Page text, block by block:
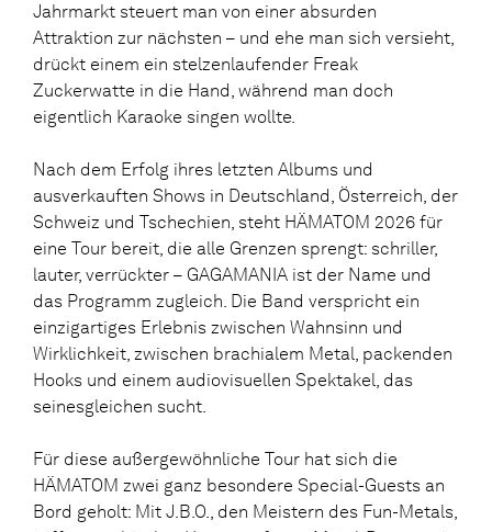
Jahrmarkt steuert man von einer absurden
Attraktion zur nächsten – und ehe man sich versieht,
drückt einem ein stelzenlaufender Freak
Zuckerwatte in die Hand, während man doch
eigentlich Karaoke singen wollte.
Nach dem Erfolg ihres letzten Albums und
ausverkauften Shows in Deutschland, Österreich, der
Schweiz und Tschechien, steht HÄMATOM 2026 für
eine Tour bereit, die alle Grenzen sprengt: schriller,
lauter, verrückter – GAGAMANIA ist der Name und
das Programm zugleich. Die Band verspricht ein
einzigartiges Erlebnis zwischen Wahnsinn und
Wirklichkeit, zwischen brachialem Metal, packenden
Hooks und einem audiovisuellen Spektakel, das
seinesgleichen sucht.
Für diese außergewöhnliche Tour hat sich die
HÄMATOM zwei ganz besondere Special-Guests an
Bord geholt: Mit J.B.O., den Meistern des Fun-Metals,